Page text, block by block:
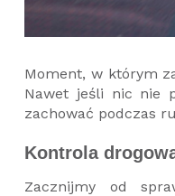
Moment, w którym
Nawet jeśli nic nie
zachować podczas
Kontrola
Zacznijmy od